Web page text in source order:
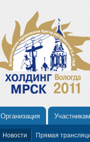
Организация Участникам
Новости Прямая